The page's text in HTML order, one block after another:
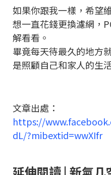
如果你跟我一樣，希望
想一直花錢更換濾網，
解看看。
畢竟每天待最久的地方
是照顧自己和家人的生
文章出處：
https://
dL/?mibextid=wwXIfr